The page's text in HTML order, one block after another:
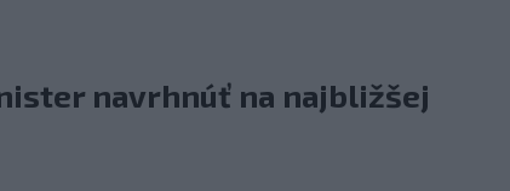
navrhnúť na najbližšej